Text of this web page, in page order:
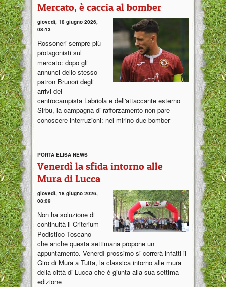
Mercato, è caccia al bomber
giovedì, 18 giugno 2026,
08:13
Rossoneri sempre più
protagonisti sul
mercato: dopo gli
annunci dello stesso
patron Brunori degli
arrivi del
centrocampista Labriola e dell'attaccante esterno
Sirbu, la campagna di rafforzamento non pare
conoscere interruzioni: nel mirino due bomber
PORTA ELISA NEWS
Venerdì la sfida intorno alle
Mura di Lucca
giovedì, 18 giugno 2026,
08:09
Non ha soluzione di
continuità il Criterium
Podistico Toscano
che anche questa settimana propone un
appuntamento. Venerdì prossimo si correrà infatti il
Giro di Mura a Tutta, la classica intorno alle mura
della città di Lucca che è giunta alla sua settima
edizione